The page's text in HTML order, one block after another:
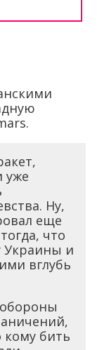
уже
Ну,
еще
что
Украины и
вглубь
кому бить